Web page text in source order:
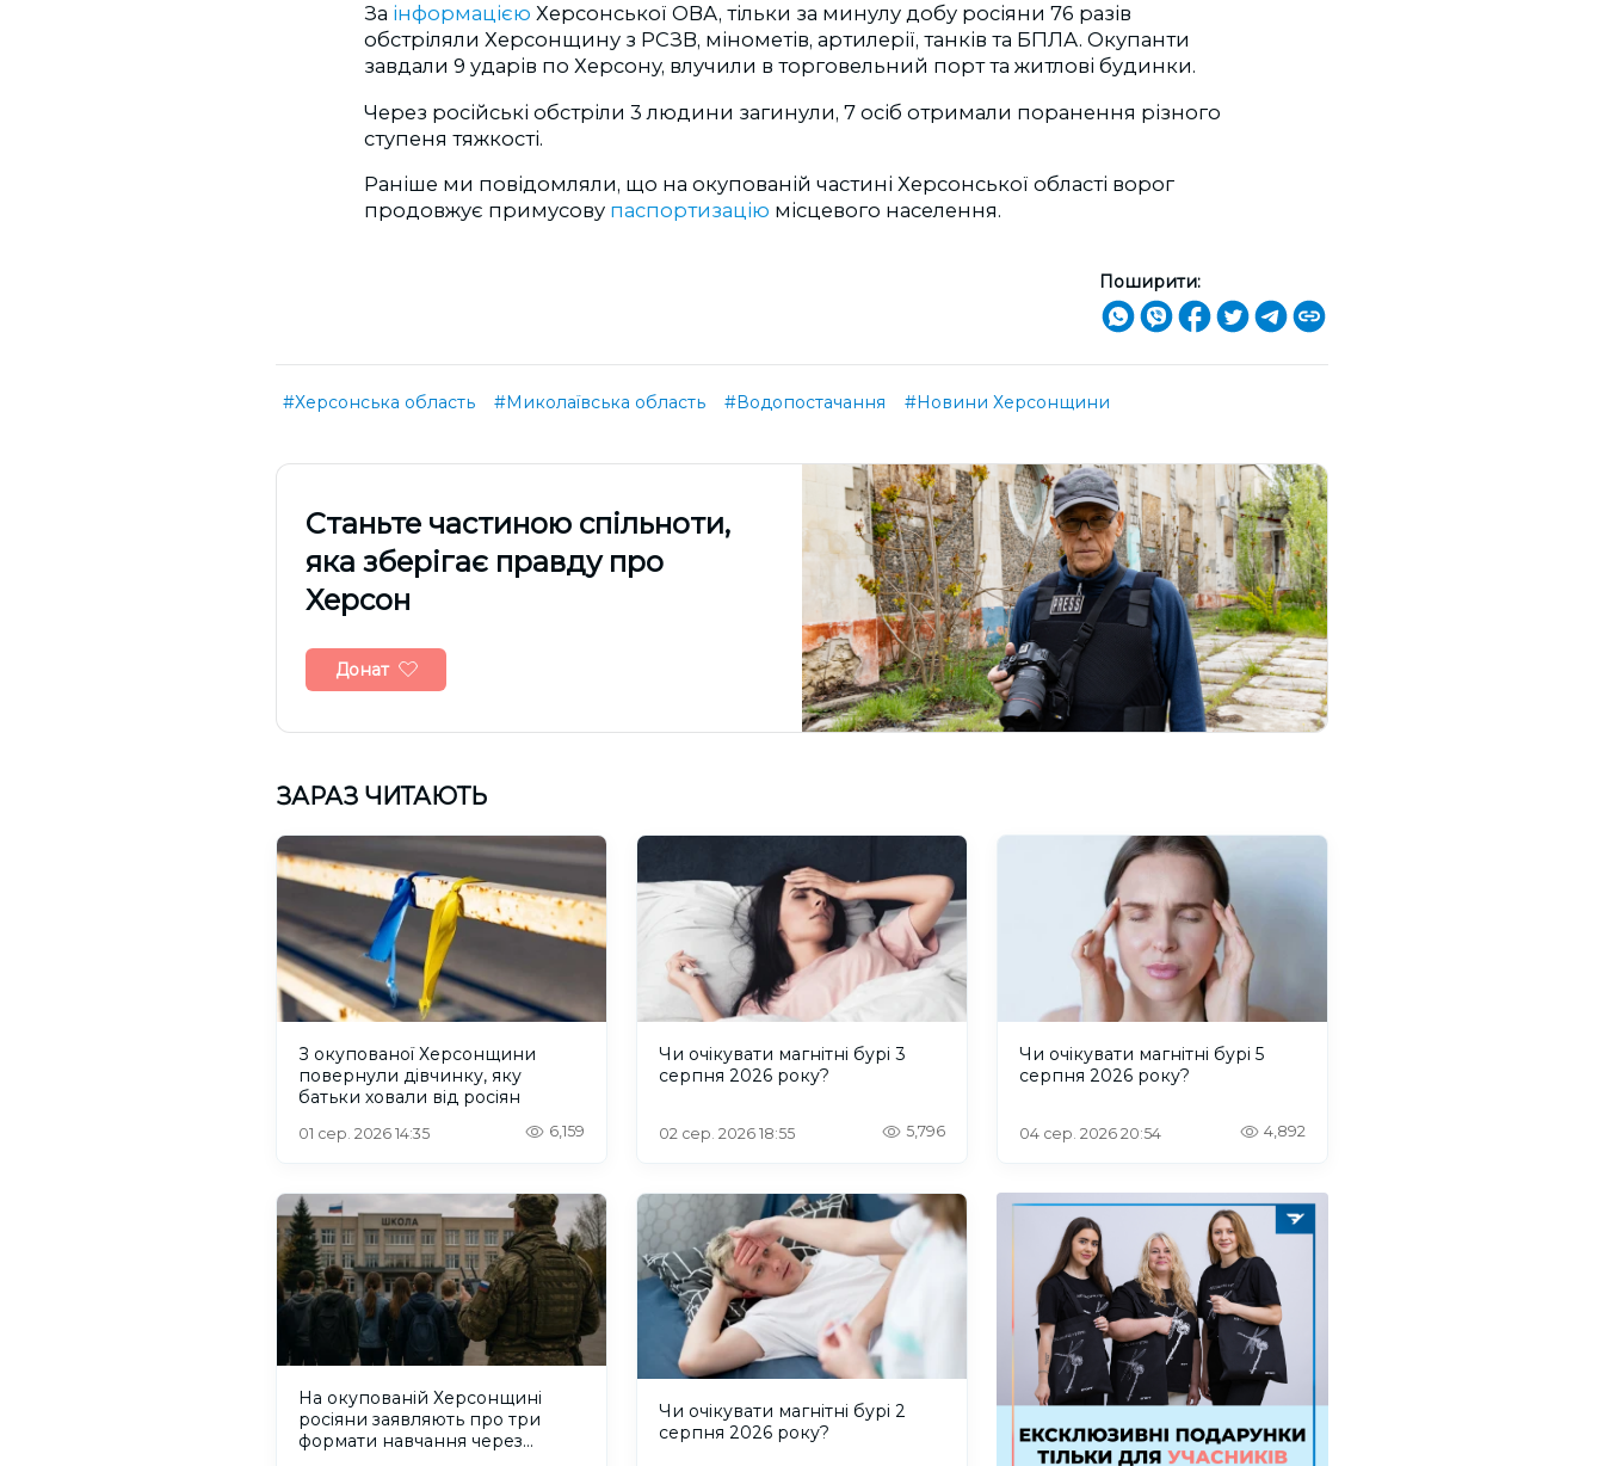
За інформацією Херсонської ОВА, тільки за минулу добу росіяни 76 разів
обстріляли Херсонщину з РСЗВ, мінометів, артилерії, танків та БПЛА. Окупанти
завдали 9 ударів по Херсону, влучили в торговельний порт та житлові будинки.
Через російські обстріли 3 людини загинули, 7 осіб отримали поранення різного
ступеня тяжкості.
Раніше ми повідомляли, що на окупованій частині Херсонської області ворог
продовжує примусову паспортизацію місцевого населення.
Поширити:
#Херсонська область #Миколаївська область #Водопостачання #Новини Херсонщини
Cтаньте частиною спільноти,
яка зберігає правду про
Херсон
Донат
ЗАРАЗ ЧИТАЮТЬ
З окупованої Херсонщини
повернули дівчинку, яку
батьки ховали від росіян
01 сер. 2026 14:35 6,159
Чи очікувати магнітні бурі 3
серпня 2026 року?
02 сер. 2026 18:55 5,796
Чи очікувати магнітні бурі 5
серпня 2026 року?
04 сер. 2026 20:54 4,892
На окупованій Херсонщині
росіяни заявляють про три
формати навчання через
Чи очікувати магнітні бурі 2
серпня 2026 року?